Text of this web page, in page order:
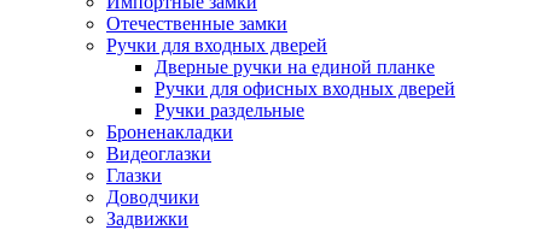
Отечественные замки
Ручки для входных дверей
Дверные ручки на единой планке
Ручки для офисных входных дверей
Ручки раздельные
Броненакладки
Видеоглазки
Глазки
Доводчики
Задвижки